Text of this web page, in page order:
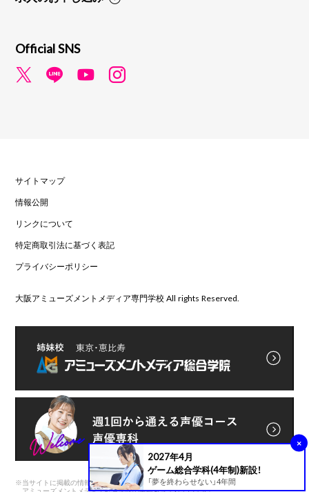
2027年4月
ゲーム総合学科(4年制)新設！
「夢を終わらせない」4年間
×
Official SNS
サイトマップ
情報公開
リンクについて
特定商取引法に基づく表記
プライバシーポリシー
大阪アミューズメントメディア専門学校 All rights Reserved.
※当サイトに掲載の情報は前身である